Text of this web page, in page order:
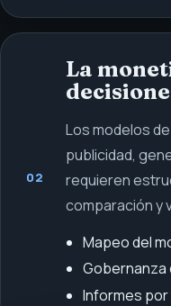
02
La
Los modelos
publicidad,
requieren
comparación y
Mapeo del
Gobernanza
Informes